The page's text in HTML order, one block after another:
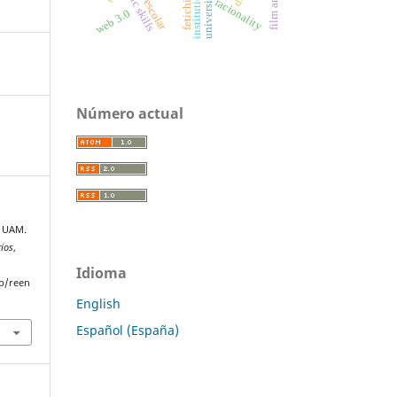
,
reen
racionality
institutions
web 3.0
Número actual
Idioma
English
Español (España)